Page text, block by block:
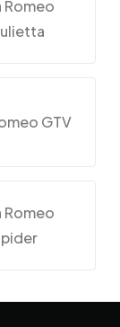
Romeo
GTV
Romeo